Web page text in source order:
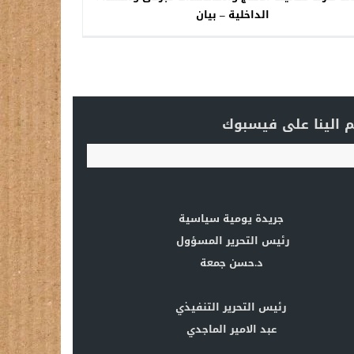
الداخلية – بيان
الينا على فيسبوك
جريدة يومية سياسية
رئيس التحرير المسؤول
د.حسن جمعة
رئيس التحرير التنفيذي
عبد الامير الماجدي